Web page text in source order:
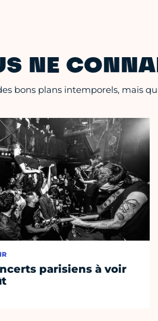
NE
bons plans intemporels, mais
parisiens à voir